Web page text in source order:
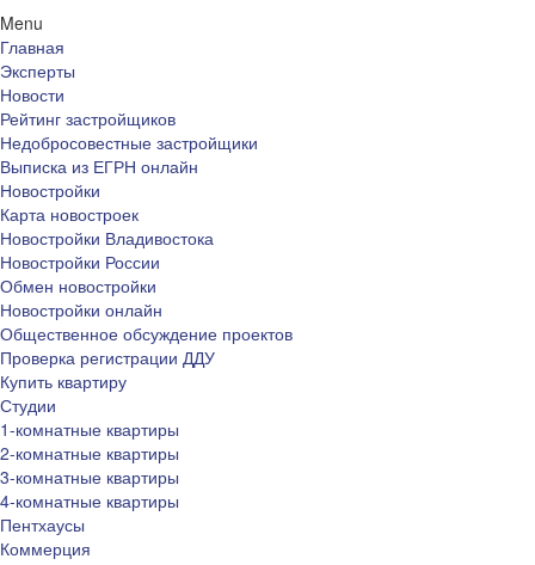
Menu
Главная
Эксперты
Новости
Рейтинг застройщиков
Недобросовестные застройщики
Выписка из ЕГРН онлайн
Новостройки
Карта новостроек
Новостройки Владивостока
Новостройки России
Обмен новостройки
Новостройки онлайн
Общественное обсуждение проектов
Проверка регистрации ДДУ
Купить квартиру
Студии
1-комнатные квартиры
2-комнатные квартиры
3-комнатные квартиры
4-комнатные квартиры
Пентхаусы
Коммерция